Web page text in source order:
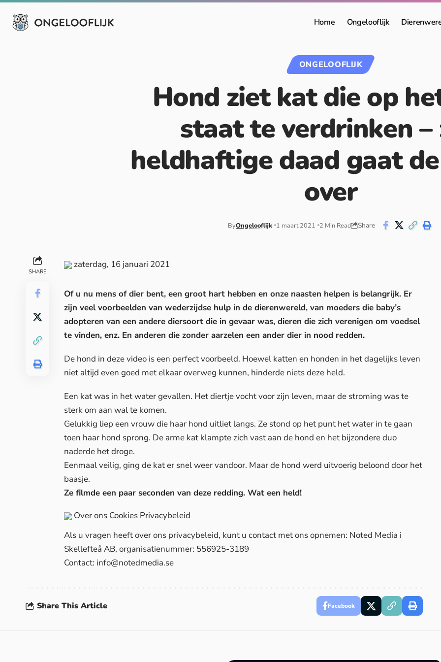
Home Ongelooflijk
ONGELOOFLIJK
Hond ziet kat die op
staat te verdrinken –
heldhaftige daad gaat
over
ByOngelooflijk 1 maart 2021 2 Min Read Share
SHARE
zaterdag, 16 januari 2021
Of u nu mens of dier bent, een groot hart hebben en onze naasten helpen is belangrijk. Er
zijn veel voorbeelden van wederzijdse hulp in de dierenwereld, van moeders die baby’s
adopteren van een andere diersoort die in gevaar was, dieren die zich verenigen om voedsel
te vinden, enz. En anderen die zonder aarzelen een ander dier in nood redden.
De hond in deze video is een perfect voorbeeld. Hoewel katten en honden in het dagelijks leven
niet altijd even goed met elkaar overweg kunnen, hinderde niets deze held.
Een kat was in het water gevallen. Het diertje vocht voor zijn leven, maar de stroming was te
sterk om aan wal te komen.
Gelukkig liep een vrouw die haar hond uitliet langs. Ze stond op het punt het water in te gaan
toen haar hond sprong. De arme kat klampte zich vast aan de hond en het bijzondere duo
naderde het droge.
Eenmaal veilig, ging de kat er snel weer vandoor. Maar de hond werd uitvoerig beloond door het
baasje.
Ze filmde een paar seconden van deze redding. Wat een held!
Over ons Cookies Privacybeleid
Als u vragen heeft over ons privacybeleid, kunt u contact met ons opnemen: Noted Media i
Skellefteå AB, organisatienummer: 556925-3189
Contact: info@notedmedia.se
Share This Article Facebook